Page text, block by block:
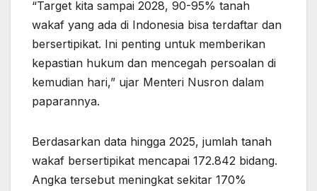
“Target kita sampai 2028, 90-95% tanah
wakaf yang ada di Indonesia bisa terdaftar dan
bersertipikat. Ini penting untuk memberikan
kepastian hukum dan mencegah persoalan di
kemudian hari,” ujar Menteri Nusron dalam
paparannya.
Berdasarkan data hingga 2025, jumlah tanah
wakaf bersertipikat mencapai 172.842 bidang.
Angka tersebut meningkat sekitar 170%